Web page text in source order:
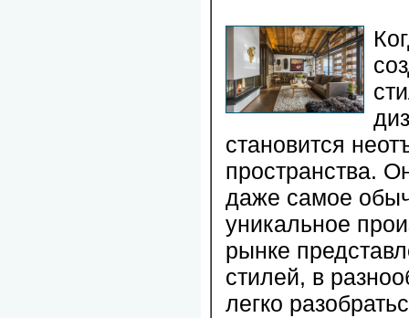
становится
пространства.
даже самое
уникальное
рынке
стилей, в
легко